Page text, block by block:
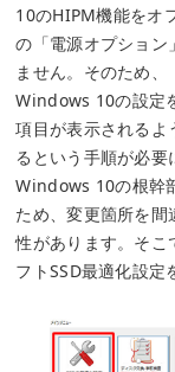
10のHIPM機能をオ
の「電源オプショ
ません。そのため
Windows 10の設定
項目が表示される
るという手順が必要
Windows 10の根幹
ため、変更箇所を
性があります。そこ
フトSSD最適化設定